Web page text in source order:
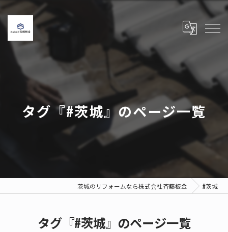
タグ『#茨城』のページ一覧
茨城のリフォームなら株式会社斉藤板金 #茨城
タグ『#茨城』のページ一覧